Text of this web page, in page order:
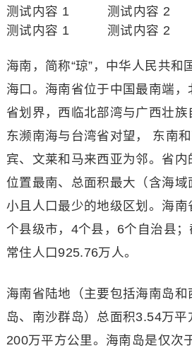
测试内容 1
测试内容 2
测试内容 1
测试内容 2
海南，简称“琼”，中华人民共和
海口。海南省位于中国最南端
省划界，西临北部湾与广西壮族
东濒南海与台湾省对望， 东南
宾、文莱和马来西亚为邻。省
位置最南、总面积最大（含海
小且人口最少的地级区划。海
个县级市，4个县，6个自治县
常住人口925.76万人。
海南省陆地（主要包括海南岛和
岛、南沙群岛）总面积3.54万
200万平方公里。海南岛是仅次